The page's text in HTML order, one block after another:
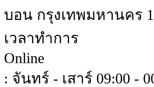
บอน กรุงเทพมหานคร
เวลาทำการ
Online
: จันทร์ - เสาร์ 09:00 -